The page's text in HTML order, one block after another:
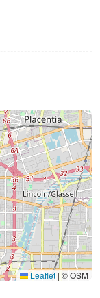
Leaflet | © OSM